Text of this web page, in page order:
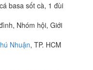
basa sốt cà, 1 đùi
, Nhóm hội, Giới
Nhuận, TP. HCM